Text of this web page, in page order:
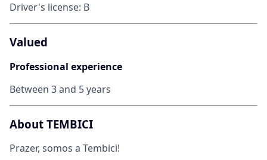
Driver's license: B
Valued
Professional experience
Between 3 and 5 years
About TEMBICI
Prazer, somos a Tembici!